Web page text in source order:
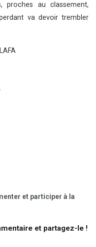
proches au classement,
va devoir trembler
et participer à la
et partagez-le !